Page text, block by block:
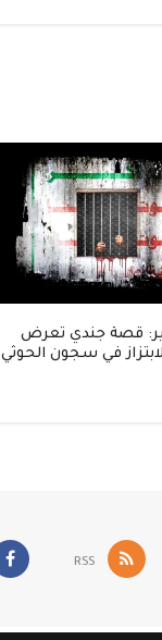
قصة جندي تعرض
في سجون الحوثي
RSS